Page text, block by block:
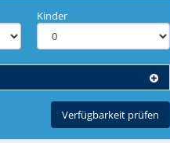
Kinder
Verfügbarkeit prüfen